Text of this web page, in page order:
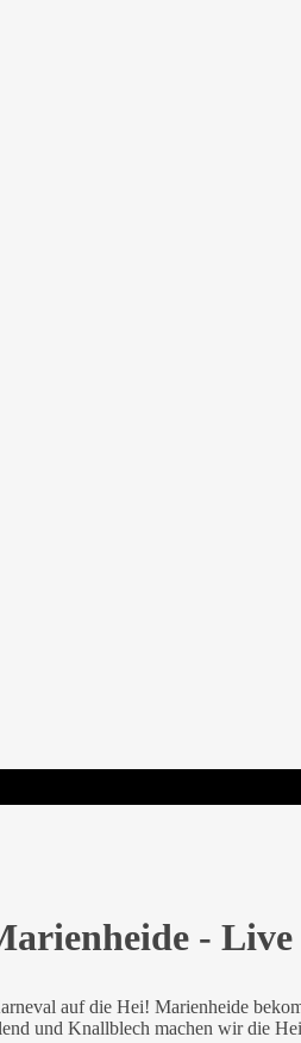
- Live
auf die Hei! Marienheide
und Knallblech machen wir die